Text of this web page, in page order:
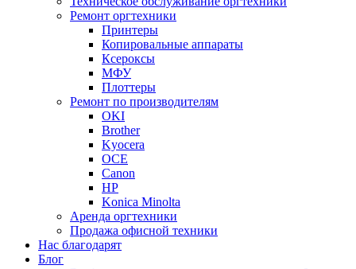
Ремонт оргтехники
Принтеры
Копировальные аппараты
Ксероксы
МФУ
Плоттеры
Ремонт по производителям
OKI
Brother
Kyocera
OCE
Canon
HP
Konica Minolta
Аренда оргтехники
Продажа офисной техники
Нас благодарят
Блог